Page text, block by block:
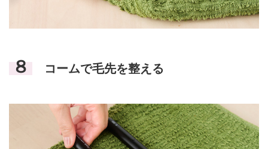
８ コームで毛先を整える